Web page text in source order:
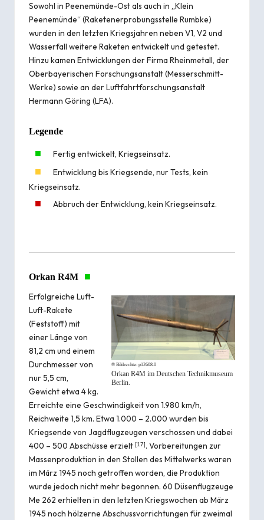
Sowohl in Peenemünde-Ost als auch in „Klein
Peenemünde“ (Rake­ten­er­pro­bungs­stelle Rumbke)
wurden in den letzten Kriegsjahren neben V1, V2 und
Wasserfall weitere Raketen entwickelt und getestet.
Hinzu kamen Ent­wick­lungen der Firma Rheinmetall, der
Oberbayerischen Forschungsanstalt(Messerschmitt-
Werke) sowie an derLuftfahrtforschungsanstalt
Hermann Göring (LFA).
Legende
■ Fertig entwickelt, Kriegseinsatz.
■
Entwicklung bis Kriegsende, nur Tests, kein
Kriegseinsatz.
■ Abbruch der Entwicklung, kein Kriegseinsatz.
Orkan R4M ■
© Bildrechte: p12608.0
Orkan R4M im Deutschen Technikmuseum
Berlin.
Erfolgreiche Luft-
Luft-Rakete
(Feststoff) mit
einer Länge von
81,2 cm und einem
Durchmesser von
nur 5,5 cm,
Gewicht etwa 4 kg.
Erreichte eine Geschwindigkeit von 1.980 km/h,
Reichweite 1,5 km. Etwa 1.000 – 2.000 wurden bis
Kriegsende von Jagdflugzeugen verschossen und dabei
400 – 500 Abschüsse erzielt [17]. Vorbereitungen zur
Massenproduktion in den Stollen des Mittelwerks waren
im März 1945 noch getroffen worden, die Produktion
wurde jedoch nicht mehr begonnen. 60 Düsenflugzeuge
Me 262 erhielten in den letzten Kriegswochen ab März
1945 noch hölzerne Abschussvorrichtungen für zweimal